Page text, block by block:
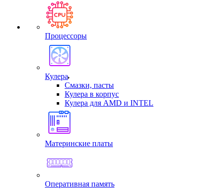
Процессоры
Кулера
Смазки, пасты
Кулера в корпус
Кулера для AMD и INTEL
Материнские платы
Оперативная память